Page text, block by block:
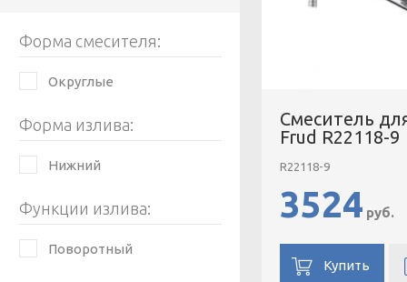
Форма смесителя:
Округлые
Форма излива:
Нижний
Функции излива:
Поворотный
Смеситель
Frud R22118-9
R22118-9
3524 руб.
Купить